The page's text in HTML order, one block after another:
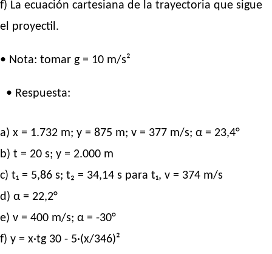
f) La ecuación cartesiana de la trayectoria que sigue
el proyectil.
• Nota: tomar g = 10 m/s²
• Respuesta:
a) x = 1.732 m; y = 875 m; v = 377 m/s; α = 23,4°
b) t = 20 s; y = 2.000 m
c) t₁ = 5,86 s; t₂ = 34,14 s para t₁, v = 374 m/s
d) α = 22,2°
e) v = 400 m/s; α = -30°
f) y = x·tg 30 - 5·(x/346)²